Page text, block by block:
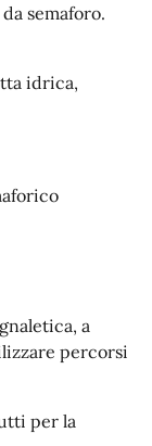
semaforo.
idrica,
a
percorsi
per la